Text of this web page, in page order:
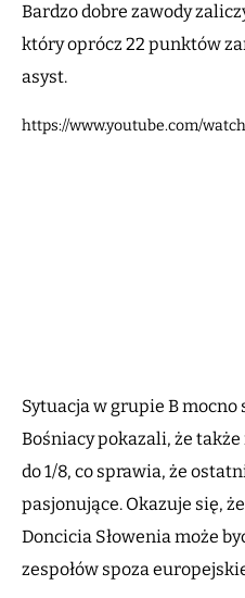
Bardzo dobre zawody
który oprócz 22 punktów
asyst.
https://www.youtube.com/
Sytuacja w grupie B mocno
Bośniacy pokazali, że
do 1/8, co sprawia, że
pasjonujące. Okazuje się,
Doncicia Słowenia może
zespołów spoza